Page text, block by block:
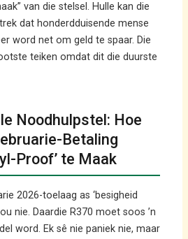
van die stelsel. Hulle kan die
dat honderdduisende mense
word net om geld te spaar. Die
teiken omdat dit die duurste
Noodhulpstel: Hoe
Betaling
Proof’ te Maak
2026-toelaag as ‘besigheid
nie. Daardie R370 moet soos ’n
word. Ek sê nie paniek nie, maar